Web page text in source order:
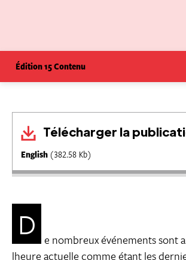
Édition 15 Contenu
Télécharger la
English (382.58 Kb)
D
e nombreux événements sont
lheure actuelle comme étant les